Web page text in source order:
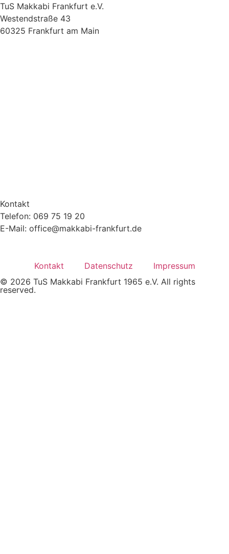
TuS Makkabi Frankfurt e.V.
Westendstraße 43
60325 Frankfurt am Main
Kontakt
Telefon: 069 75 19 20
E-Mail: office@makkabi-frankfurt.de
Kontakt Datenschutz
Impressum
© 2026 TuS Makkabi Frankfurt 1965 e.V. All rights
reserved.